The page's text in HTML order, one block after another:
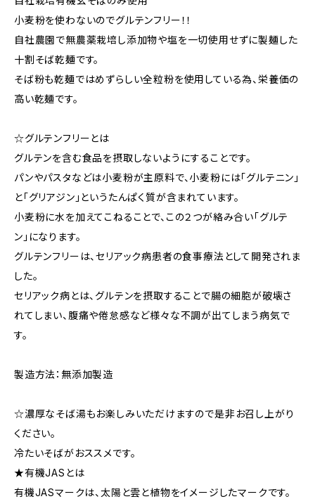
小麦粉を使わないのでグルテンフリー！！
自社農園で無農薬栽培し添加物や塩を一切使用せずに製麺した
十割そば乾麺です。
そば粉も乾麺ではめずらしい全粒粉を使用している為、栄養価の
高い乾麺です。
☆グルテンフリーとは
グルテンを含む食品を摂取しないようにすることです。
パンやパスタなどは小麦粉が主原料で、小麦粉には「グルテニン」
と「グリアジン」というたんぱく質が含まれています。
小麦粉に水を加えてこねることで、この２つが絡み合い「グルテ
ン」になります。
グルテンフリーは、セリアック病患者の食事療法として開発されま
した。
セリアック病とは、グルテンを摂取することで腸の細胞が破壊さ
れてしまい、腹痛や倦怠感など様々な不調が出てしまう病気で
す。
製造方法：無添加製造
☆濃厚なそば湯もお楽しみいただけますので是非お召し上がり
ください。
冷たいそばがおススメです。
★有機JASとは
有機JASマークは、太陽と雲と植物をイメージしたマークです。